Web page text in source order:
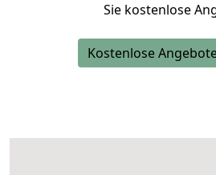
Sie kostenlose
Kostenlose